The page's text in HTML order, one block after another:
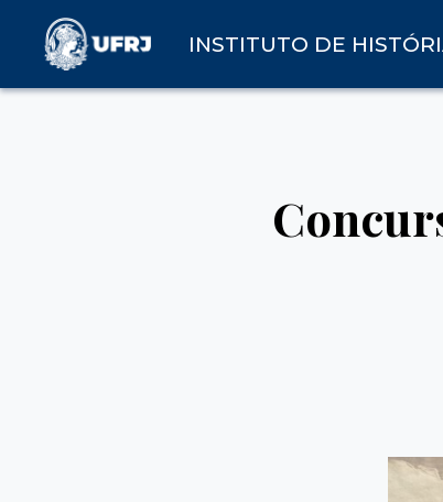
INSTITUTO DE